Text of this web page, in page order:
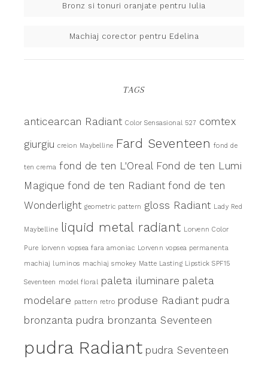
Bronz si tonuri oranjate pentru Iulia
Machiaj corector pentru Edelina
TAGS
anticearcan Radiant Color Sensasional 527 comtex
giurgiu creion Maybelline Fard Seventeen fond de
ten crema fond de ten L'Oreal Fond de ten Lumi
Magique fond de ten Radiant fond de ten
Wonderlight geometric pattern gloss Radiant Lady Red
Maybelline liquid metal radiant Lorvenn Color
Pure lorvenn vopsea fara amoniac Lorvenn vopsea permanenta
machiaj luminos machiaj smokey Matte Lasting Lipstick SPF15
Seventeen model floral paleta iluminare paleta
modelare pattern retro produse Radiant pudra
bronzanta pudra bronzanta Seventeen
pudra Radiant pudra Seventeen